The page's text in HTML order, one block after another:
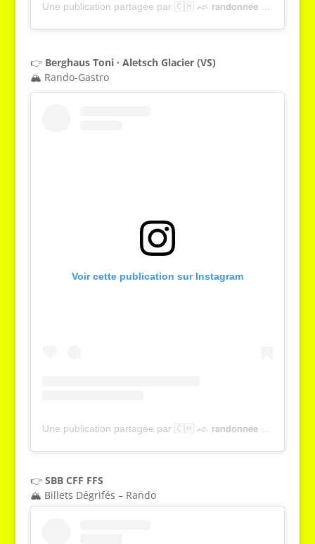
👉 Berghaus Toni · Aletsch Glacier (VS)
🏔️ Rando-Gastro
Voir cette publication sur Instagram
Une publication partagée par 🇨🇭 ᨒ 𝗿𝗮𝗻𝗱𝗼𝗻𝗻𝗲́𝗲 , 𝗻𝗮𝘁𝘂𝗿𝗲 & 𝗼𝘂𝘁𝗱𝗼𝗼𝗿 | 𝗬𝗮𝗻𝗻𝗶𝗰𝗸 𝗚𝗿𝗶𝗲𝘀𝘀𝗲𝗿 (@tcheucestbeau)
👉 SBB CFF FFS
🏔️ Billets Dégrifés – Rando